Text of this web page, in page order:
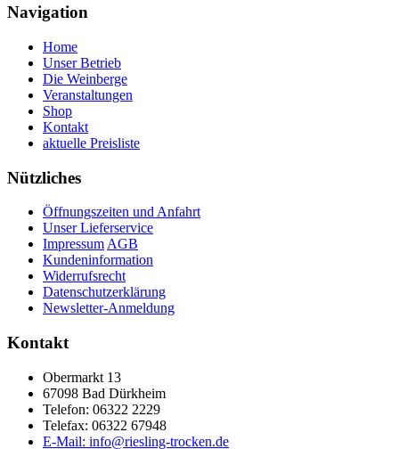
Navigation
Home
Unser Betrieb
Die Weinberge
Veranstaltungen
Shop
Kontakt
aktuelle Preisliste
Nützliches
Öffnungszeiten und Anfahrt
Unser Lieferservice
Impressum AGB
Kundeninformation
Widerrufsrecht
Datenschutzerklärung
Newsletter-Anmeldung
Kontakt
Obermarkt 13
67098 Bad Dürkheim
Telefon: 06322 2229
Telefax: 06322 67948
E-Mail: info@riesling-trocken.de